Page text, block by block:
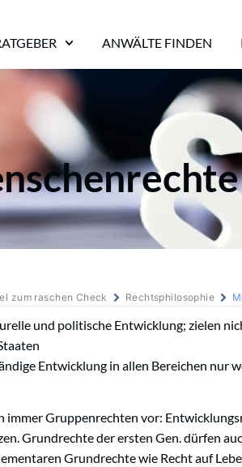
ANWÄLTE FINDEN
zum raschen Check Rechtsphilosophie
und politische Entwicklung; zielen
Entwicklung in allen Bereichen nur
Gruppenrechten vor:
Grundrechte der ersten Gen. dürfen
Grundrechte wie Recht auf